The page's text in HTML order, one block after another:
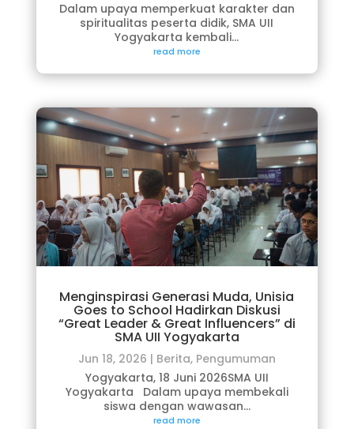
Dalam upaya memperkuat karakter dan
spiritualitas peserta didik, SMA UII
Yogyakarta kembali...
read more
Menginspirasi Generasi Muda, Unisia
Goes to School Hadirkan Diskusi
“Great Leader & Great Influencers” di
SMA UII Yogyakarta
Jun 18, 2026 | Berita, Pengumuman
Yogyakarta, 18 Juni 2026SMA UII
Yogyakarta Dalam upaya membekali
siswa dengan wawasan...
read more